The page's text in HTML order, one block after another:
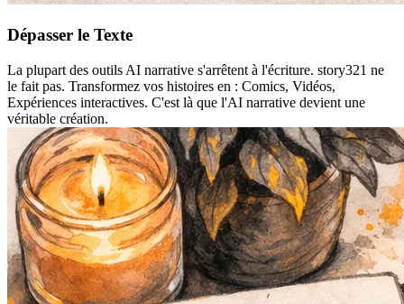
Dépasser le Texte
La plupart des outils AI narrative s'arrêtent à l'écriture. story321 ne
le fait pas. Transformez vos histoires en : Comics, Vidéos,
Expériences interactives. C'est là que l'AI narrative devient une
véritable création.